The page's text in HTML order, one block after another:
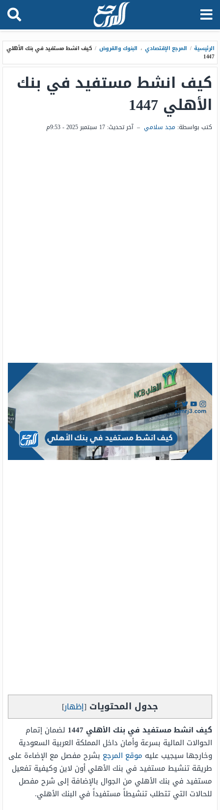
الرئيسية / المرجع الإقتصادي ، البنوك والقروض / كيف انشط مستفيد في بنك الأهلي
1447
كيف انشط مستفيد في بنك
الأهلي 1447
كتب بواسطة: مجد سلامي – آخر تحديث: 17 سبتمبر 2025 - 9:53م
جدول المحتويات [إظهار]
كيف انشط مستفيد في بنك الأهلي 1447 لضمان إتمام
الحوالات المالية بسرعة وأمان داخل المملكة العربية السعودية
وخارجها سيجيب عليه موقع المرجع بشرح مفصل مع الإضاءة على
طريقة تنشيط مستفيد في بنك الأهلي أون لاين وكيفية تفعيل
مستفيد في بنك الأهلي من الجوال بالإضافة إلى شرح مفصل
للحالات التي تتطلب تنشيطاً مستفيداً في البنك الأهلي.